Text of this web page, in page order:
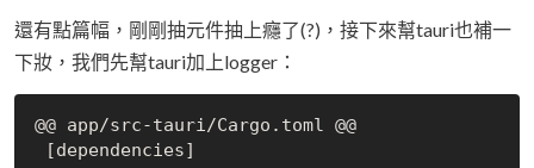
還有點篇幅，剛剛抽元件抽上癮了(?)，接下來幫tauri也補一
下妝，我們先幫tauri加上logger：
@@ app/src-tauri/Cargo.toml @@